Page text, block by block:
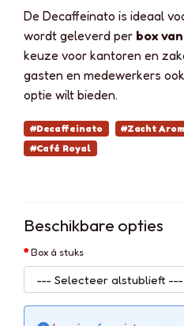
De Decaffeinato is ideaal
wordt geleverd per box
keuze voor kantoren en
gasten en medewerkers
optie wilt bieden.
#Decaffeinato #Zacht
#Café Royal
Beschikbare opties
Box á stuks